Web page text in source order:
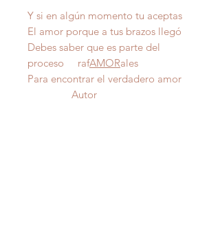
Y si en algún momento tu aceptas
El amor porque a tus brazos llegó
Debes saber que es parte del
proceso rafAMORales
Para encontrar el verdadero amor
Autor